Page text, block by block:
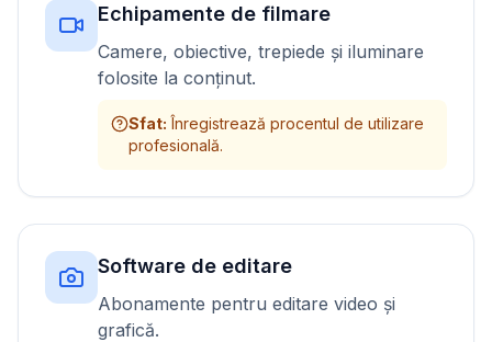
Echipamente de filmare
Camere, obiective, trepiede și iluminare
folosite la conținut.
Sfat: Înregistrează procentul de utilizare
profesională.
Software de editare
Abonamente pentru editare video și
grafică.